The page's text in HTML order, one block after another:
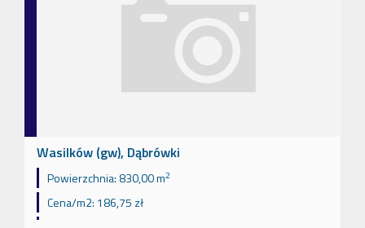
Wasilków (gw), Dąbrówki
Powierzchnia: 830,00 m2
Cena/m2: 186,75 zł